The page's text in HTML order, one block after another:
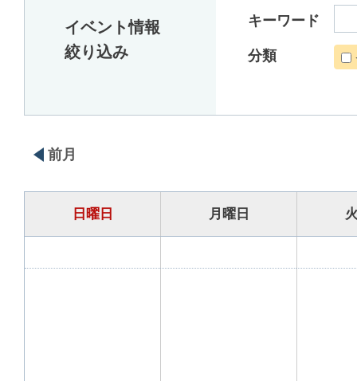
イベント情報
絞り込み
キーワード
分類
前月
日曜日 月曜日